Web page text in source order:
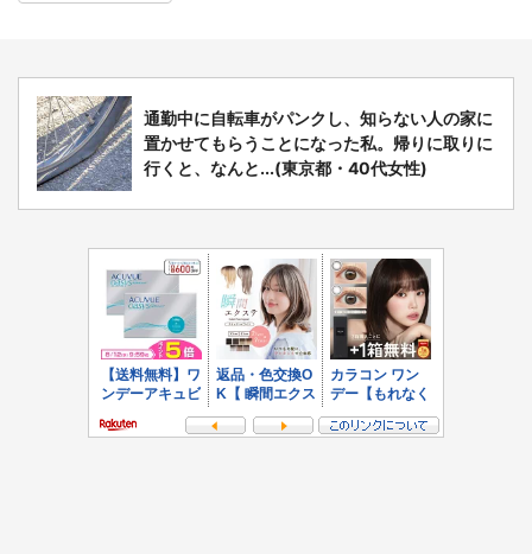
通勤中に自転車がパンクし、知らない人の家に
置かせてもらうことになった私。帰りに取りに
行くと、なんと...(東京都・40代女性)